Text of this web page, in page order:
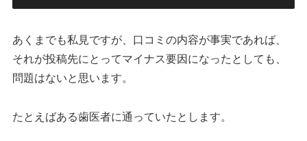
あくまでも私見ですが、口コミの内容が事実であれば、
それが投稿先にとってマイナス要因になったとしても、
問題はないと思います。
たとえばある歯医者に通っていたとします。